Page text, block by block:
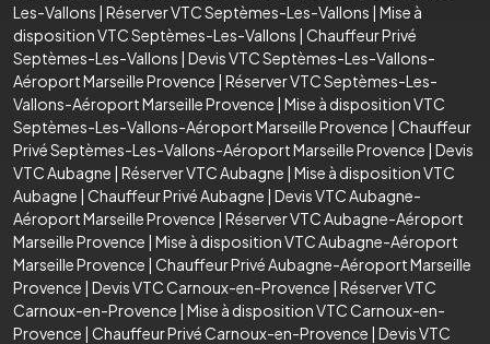
Les-Vallons | Réserver VTC Septèmes-Les-Vallons | Mise à
disposition VTC Septèmes-Les-Vallons | Chauffeur Privé
Septèmes-Les-Vallons | Devis VTC Septèmes-Les-Vallons-
Aéroport Marseille Provence | Réserver VTC Septèmes-Les-
Vallons-Aéroport Marseille Provence | Mise à disposition VTC
Septèmes-Les-Vallons-Aéroport Marseille Provence | Chauffeur
Privé Septèmes-Les-Vallons-Aéroport Marseille Provence | Devis
VTC Aubagne | Réserver VTC Aubagne | Mise à disposition VTC
Aubagne | Chauffeur Privé Aubagne | Devis VTC Aubagne-
Aéroport Marseille Provence | Réserver VTC Aubagne-Aéroport
Marseille Provence | Mise à disposition VTC Aubagne-Aéroport
Marseille Provence | Chauffeur Privé Aubagne-Aéroport Marseille
Provence | Devis VTC Carnoux-en-Provence | Réserver VTC
Carnoux-en-Provence | Mise à disposition VTC Carnoux-en-
Provence | Chauffeur Privé Carnoux-en-Provence | Devis VTC